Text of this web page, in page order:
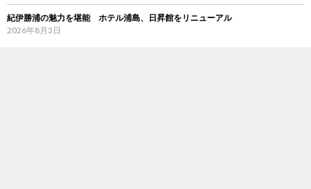
紀伊勝浦の魅力を堪能 ホテル浦島、日昇館をリニューアル
2026年8月3日